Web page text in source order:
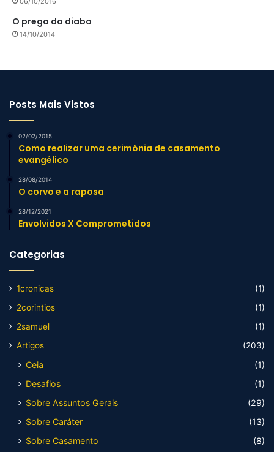
O prego do diabo
14/10/2014
Posts Mais Vistos
02/02/2015
Como realizar uma cerimônia de casamento
evangélico
28/08/2014
O corvo e a raposa
28/12/2021
Envolvidos X Comprometidos
Categorias
1cronicas
(1)
2corintios
(1)
2samuel
(1)
Artigos
(203)
Ceia
(1)
Desafios
(1)
Sobre Assuntos Gerais
(29)
Sobre Caráter
(13)
Sobre Casamento
(8)